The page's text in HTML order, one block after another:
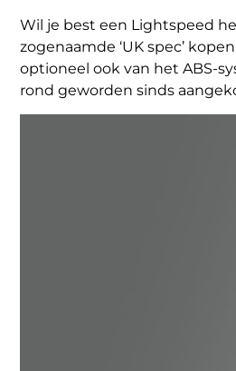
Wil je best een Lightspeed
zogenaamde ‘UK spec’
optioneel ook van het ABS-
rond geworden sinds